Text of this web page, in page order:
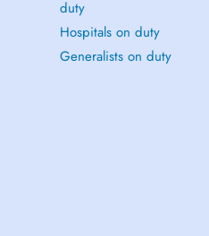
duty
Hospitals on duty
Generalists on duty